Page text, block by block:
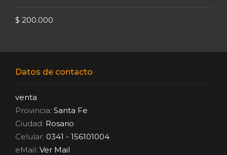
$ 200.000
Datos de contacto
venta
Provincia: Santa Fe
Ciudad: Rosario
Celular: 0341 - 156101004
eMail: Ver Mail